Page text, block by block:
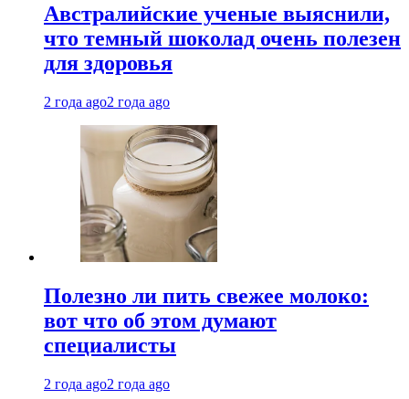
Австралийские ученые выяснили,
что темный шоколад очень полезен
для здоровья
2 года ago2 года ago
Полезно ли пить свежее молоко:
вот что об этом думают
специалисты
2 года ago2 года ago